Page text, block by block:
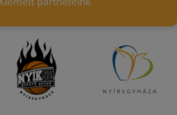
Kiemelt partnereink